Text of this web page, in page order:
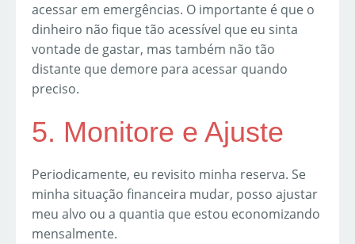
acessar em emergências. O importante é que o
dinheiro não fique tão acessível que eu sinta
vontade de gastar, mas também não tão
distante que demore para acessar quando
preciso.
5. Monitore e Ajuste
Periodicamente, eu revisito minha reserva. Se
minha situação financeira mudar, posso ajustar
meu alvo ou a quantia que estou economizando
mensalmente.